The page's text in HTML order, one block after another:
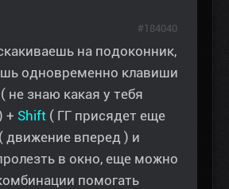
на подоконник,
одновременно клавиши
( не знаю какая у тебя
+ Shift ( ГГ присядет еще
( движение вперед ) и
в окно, еще можно
помогать
#184040